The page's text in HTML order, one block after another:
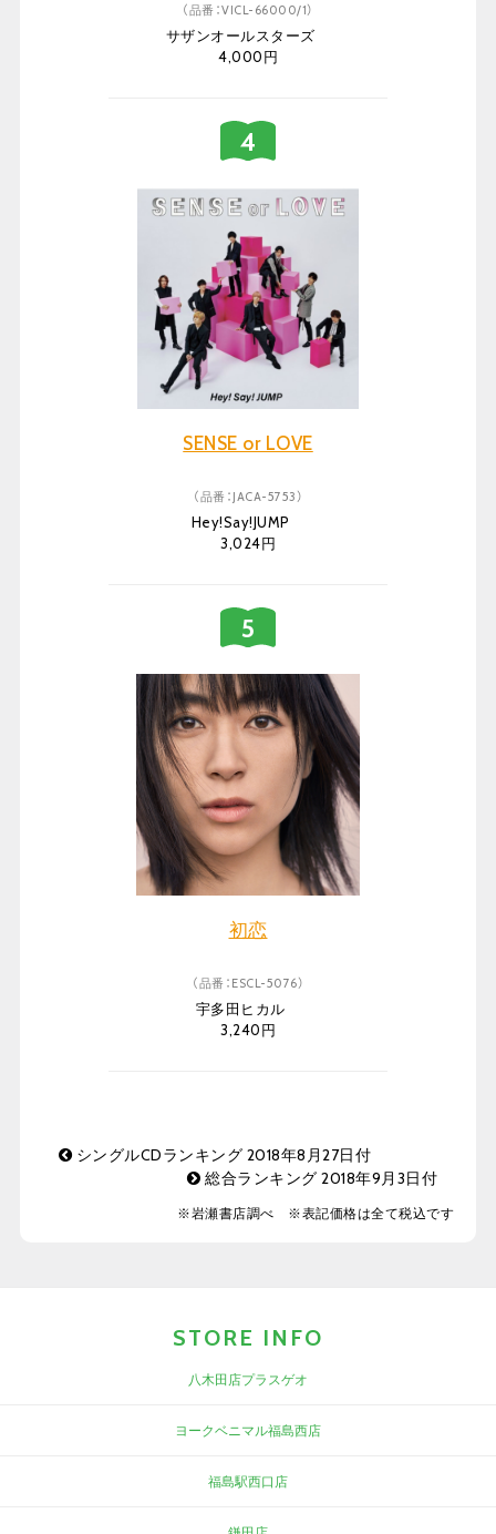
（品番：VICL-66000/1）
サザンオールスターズ
4,000円
SENSE or LOVE
（品番：JACA-5753）
Hey!Say!JUMP
3,024円
初恋
（品番：ESCL-5076）
宇多田ヒカル
3,240円
シングルCDランキング 2018年8月27日付
総合ランキング 2018年9月3日付
※岩瀬書店調べ ※表記価格は全て税込です
STORE INFO
八木田店プラスゲオ
ヨークベニマル福島西店
福島駅西口店